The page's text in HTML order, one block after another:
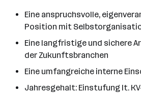
Eine anspruchsvolle,
Position mit
Eine langfristige und sichere
der Zukunftsbranchen
Eine umfangreiche interne
Jahresgehalt: Einstufung lt.